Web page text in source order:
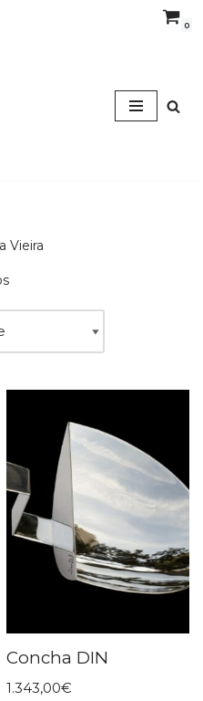
0
Vieira
Concha DIN
1.343,00€